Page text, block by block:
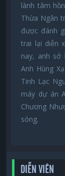
lành tâm
Thừa Ngân
được đánh
trai lại diễn
nay, anh sở
Anh Hùng
Tinh Lạc
máy dự án
Chương
sóng.
DIỄN VIÊN